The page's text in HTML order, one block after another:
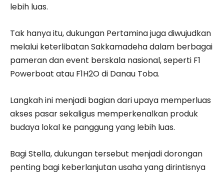
lebih luas.
Tak hanya itu, dukungan Pertamina juga diwujudkan
melalui keterlibatan Sakkamadeha dalam berbagai
pameran dan event berskala nasional, seperti F1
Powerboat atau F1H2O di Danau Toba.
Langkah ini menjadi bagian dari upaya memperluas
akses pasar sekaligus memperkenalkan produk
budaya lokal ke panggung yang lebih luas.
Bagi Stella, dukungan tersebut menjadi dorongan
penting bagi keberlanjutan usaha yang dirintisnya